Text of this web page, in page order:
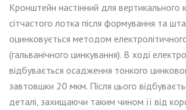
Кронштейн настінний для вертикального
сітчастого лотка після формування та
оцинковується методом
(гальванічного цинкування). В ході
відбувається осадження тонкого
завтовшки 20 мкм. Після цього
деталі, захищаючи таким чином її від